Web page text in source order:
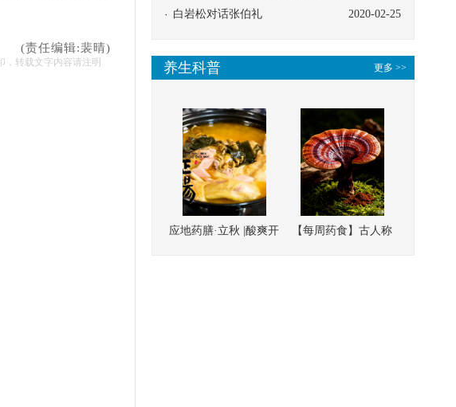
(责任编辑:裴晴)
，转载文字内容请注明
医救治的临床效果
2020-02-25
白岩松对话张伯礼
更多 >>
养生科普
应地药膳·立秋 |酸爽开
【每周药食】古人称